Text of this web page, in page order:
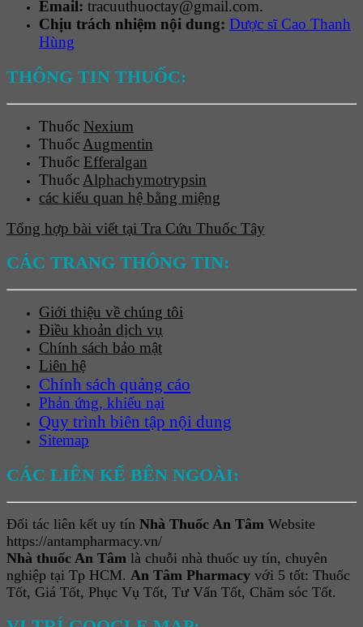
Email: tracuuthuoctay@gmail.com.
Chịu trách nhiệm nội dung: Dược sĩ Cao Thanh
Hùng
THÔNG TIN THUỐC:
Thuốc Nexium
Thuốc Augmentin
Thuốc Efferalgan
Thuốc Alphachymotrypsin
các kiểu quan hệ bằng miệng
Tổng hợp bài viết tại Tra Cứu Thuốc Tây
CÁC TRANG THÔNG TIN:
Giới thiệu về chúng tôi
Điều khoản dịch vụ
Chính sách bảo mật
Liên hệ
Chính sách quảng cáo
Phản ứng, khiếu nại
Quy trình biên tập nội dung
Sitemap
CÁC LIÊN KẾ BÊN NGOÀI:
Đối tác liên kết uy tín Nhà Thuốc An Tâm Website
https://antampharmacy.vn/
Nhà thuốc An Tâm là chuỗi nhà thuốc uy tín, chuyên
nghiệp tại Tp HCM. An Tâm Pharmacy với 5 tốt: Thuốc
Tốt, Giá Tốt, Phục Vụ Tốt, Tư Vấn Tốt, Chăm sóc Tốt.